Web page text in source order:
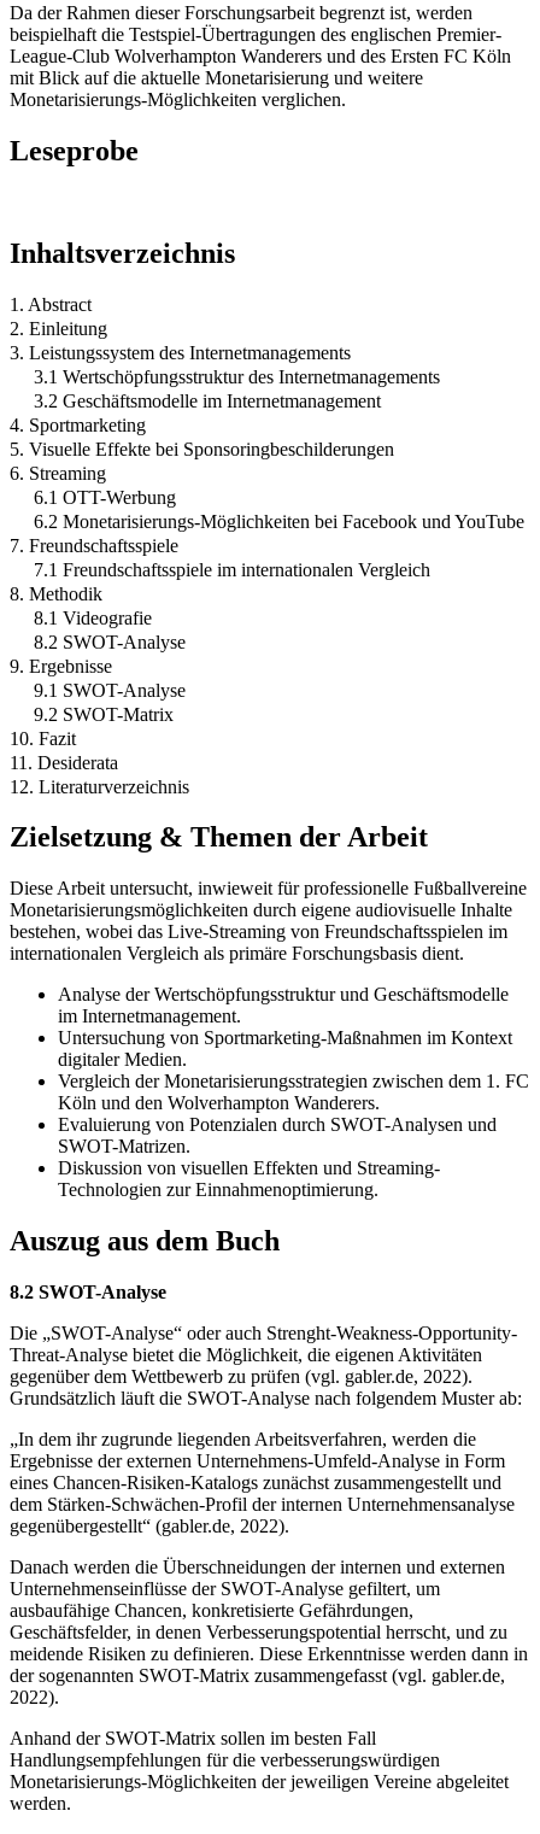
Da der Rahmen dieser Forschungsarbeit begrenzt ist, werden
beispielhaft die Testspiel-Übertragungen des englischen Premier-
League-Club Wolverhampton Wanderers und des Ersten FC Köln
mit Blick auf die aktuelle Monetarisierung und weitere
Monetarisierungs-Möglichkeiten verglichen.
Leseprobe
Inhaltsverzeichnis
1. Abstract
2. Einleitung
3. Leistungssystem des Internetmanagements
3.1 Wertschöpfungsstruktur des Internetmanagements
3.2 Geschäftsmodelle im Internetmanagement
4. Sportmarketing
5. Visuelle Effekte bei Sponsoringbeschilderungen
6. Streaming
6.1 OTT-Werbung
6.2 Monetarisierungs-Möglichkeiten bei Facebook und YouTube
7. Freundschaftsspiele
7.1 Freundschaftsspiele im internationalen Vergleich
8. Methodik
8.1 Videografie
8.2 SWOT-Analyse
9. Ergebnisse
9.1 SWOT-Analyse
9.2 SWOT-Matrix
10. Fazit
11. Desiderata
12. Literaturverzeichnis
Zielsetzung & Themen der Arbeit
Diese Arbeit untersucht, inwieweit für professionelle Fußballvereine
Monetarisierungsmöglichkeiten durch eigene audiovisuelle Inhalte
bestehen, wobei das Live-Streaming von Freundschaftsspielen im
internationalen Vergleich als primäre Forschungsbasis dient.
Analyse der Wertschöpfungsstruktur und Geschäftsmodelle
im Internetmanagement.
Untersuchung von Sportmarketing-Maßnahmen im Kontext
digitaler Medien.
Vergleich der Monetarisierungsstrategien zwischen dem 1. FC
Köln und den Wolverhampton Wanderers.
Evaluierung von Potenzialen durch SWOT-Analysen und
SWOT-Matrizen.
Diskussion von visuellen Effekten und Streaming-
Technologien zur Einnahmenoptimierung.
Auszug aus dem Buch
8.2 SWOT-Analyse
Die „SWOT-Analyse“ oder auch Strenght-Weakness-Opportunity-
Threat-Analyse bietet die Möglichkeit, die eigenen Aktivitäten
gegenüber dem Wettbewerb zu prüfen (vgl. gabler.de, 2022).
Grundsätzlich läuft die SWOT-Analyse nach folgendem Muster ab:
„In dem ihr zugrunde liegenden Arbeitsverfahren, werden die
Ergebnisse der externen Unternehmens-Umfeld-Analyse in Form
eines Chancen-Risiken-Katalogs zunächst zusammengestellt und
dem Stärken-Schwächen-Profil der internen Unternehmensanalyse
gegenübergestellt“ (gabler.de, 2022).
Danach werden die Überschneidungen der internen und externen
Unternehmenseinflüsse der SWOT-Analyse gefiltert, um
ausbaufähige Chancen, konkretisierte Gefährdungen,
Geschäftsfelder, in denen Verbesserungspotential herrscht, und zu
meidende Risiken zu definieren. Diese Erkenntnisse werden dann in
der sogenannten SWOT-Matrix zusammengefasst (vgl. gabler.de,
2022).
Anhand der SWOT-Matrix sollen im besten Fall
Handlungsempfehlungen für die verbesserungswürdigen
Monetarisierungs-Möglichkeiten der jeweiligen Vereine abgeleitet
werden.